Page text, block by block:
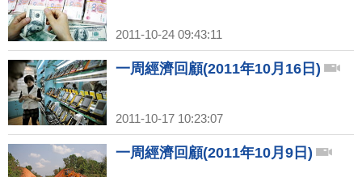
2011-10-24 09:43:11
一周經濟回顧(2011年10月16日)
2011-10-17 10:23:07
一周經濟回顧(2011年10月9日)